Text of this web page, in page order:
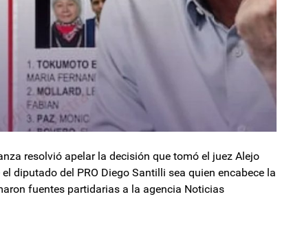
resolvió apelar la decisión que tomó el juez Alejo
diputado del PRO Diego Santilli sea quien encabece la
fuentes partidarias a la agencia Noticias